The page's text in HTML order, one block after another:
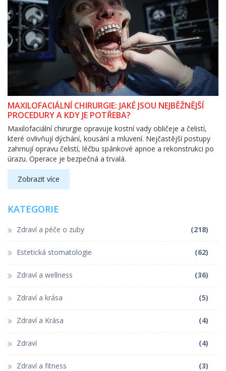
MAXILOFACIÁLNÍ CHIRURGIE: JAKÉ JSOU NEJBĚŽNĚJŠÍ
PROCEDURY A KDY JE POTŘEBA?
Maxilofaciální chirurgie opravuje kostní vady obličeje a čelistí,
které ovlivňují dýchání, kousání a mluvení. Nejčastější postupy
zahrnují opravu čelistí, léčbu spánkové apnoe a rekonstrukci po
úrazu. Operace je bezpečná a trvalá.
Zobrazit více
KATEGORIE
Zdraví a péče o zuby (218)
Estetická stomatologie (62)
Zdraví a wellness (36)
Zdraví a krása (5)
Zdraví a Krása (4)
Zdraví (4)
Zdraví a fitness (3)